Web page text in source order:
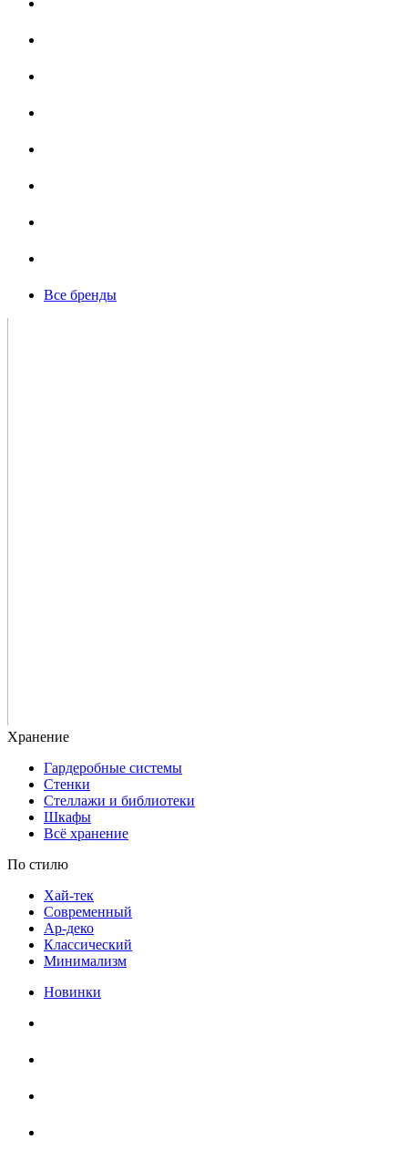
Гардеробные системы
Стенки
Стеллажи и библиотеки
Шкафы